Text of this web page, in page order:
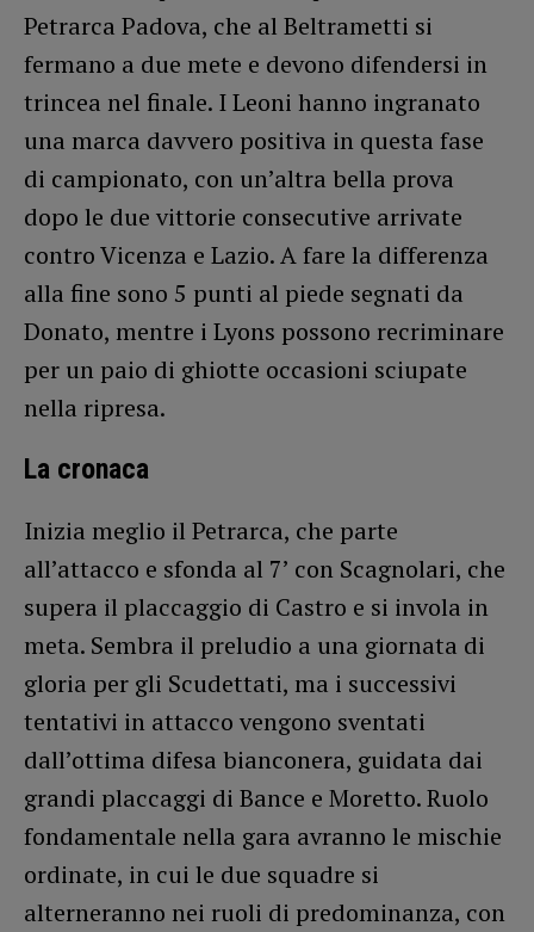
Petrarca Padova, che al Beltrametti si
fermano a due mete e devono difendersi in
trincea nel finale. I Leoni hanno ingranato
una marca davvero positiva in questa fase
di campionato, con un’altra bella prova
dopo le due vittorie consecutive arrivate
contro Vicenza e Lazio. A fare la differenza
alla fine sono 5 punti al piede segnati da
Donato, mentre i Lyons possono recriminare
per un paio di ghiotte occasioni sciupate
nella ripresa.
La cronaca
Inizia meglio il Petrarca, che parte
all’attacco e sfonda al 7’ con Scagnolari, che
supera il placcaggio di Castro e si invola in
meta. Sembra il preludio a una giornata di
gloria per gli Scudettati, ma i successivi
tentativi in attacco vengono sventati
dall’ottima difesa bianconera, guidata dai
grandi placcaggi di Bance e Moretto. Ruolo
fondamentale nella gara avranno le mischie
ordinate, in cui le due squadre si
alterneranno nei ruoli di predominanza, con